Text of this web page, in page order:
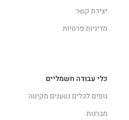
יצירת קשר
מדיניות פרטיות
כלי עבודה חשמליים
גופים לכלים נטענים מקיטה
מברגות